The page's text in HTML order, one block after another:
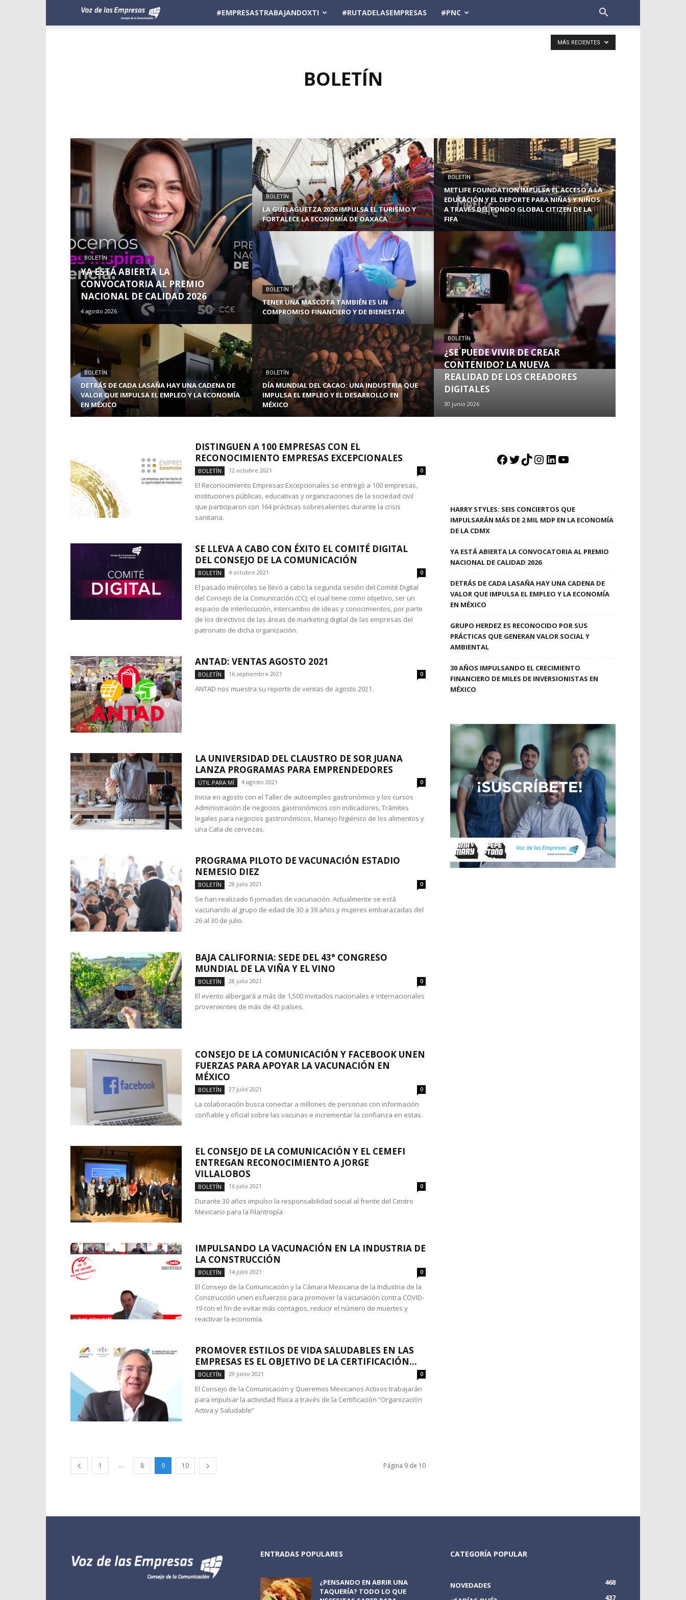
#EMPRESASTRABAJANDOXTI #RUTADELASEMPRESAS #PNC
BOLETÍN
MÁS RECIENTES
BOLETÍN
YA ESTÁ ABIERTA LA
CONVOCATORIA AL PREMIO
NACIONAL DE CALIDAD 2026
4 agosto 2026
BOLETÍN
DETRÁS DE CADA LASAÑA HAY UNA CADENA DE
VALOR QUE IMPULSA EL EMPLEO Y LA ECONOMÍA
EN MÉXICO
BOLETÍN
LA GUELAGUETZA 2026 IMPULSA EL TURISMO Y
FORTALECE LA ECONOMÍA DE OAXACA
BOLETÍN
TENER UNA MASCOTA TAMBIÉN ES UN
COMPROMISO FINANCIERO Y DE BIENESTAR
BOLETÍN
DÍA MUNDIAL DEL CACAO: UNA INDUSTRIA QUE
IMPULSA EL EMPLEO Y EL DESARROLLO EN
MÉXICO
BOLETÍN
METLIFE FOUNDATION IMPULSA EL ACCESO A LA
EDUCACIÓN Y EL DEPORTE PARA NIÑAS Y NIÑOS
A TRAVÉS DEL FONDO GLOBAL CITIZEN DE LA
FIFA
BOLETÍN
¿SE PUEDE VIVIR DE CREAR
CONTENIDO? LA NUEVA
REALIDAD DE LOS CREADORES
DIGITALES
30 junio 2026
DISTINGUEN A 100 EMPRESAS CON EL
RECONOCIMIENTO EMPRESAS EXCEPCIONALES
BOLETÍN 12 octubre 2021 0
El Reconocimiento Empresas Excepcionales se entregó a 100 empresas,
instituciones públicas, educativas y organizaciones de la sociedad civil
que participaron con 164 prácticas sobresalientes durante la crisis
sanitaria.
SE LLEVA A CABO CON ÉXITO EL COMITÉ DIGITAL
DEL CONSEJO DE LA COMUNICACIÓN
BOLETÍN 4 octubre 2021 0
El pasado miércoles se llevó a cabo la segunda sesión del Comité Digital
del Consejo de la Comunicación (CC); el cual tiene como objetivo, ser un
espacio de interlocución, intercambio de ideas y conocimientos, por parte
de los directivos de las áreas de marketing digital de las empresas del
patronato de dicha organización.
ANTAD: VENTAS AGOSTO 2021
BOLETÍN 16 septiembre 2021 0
ANTAD nos muestra su reporte de ventas de agosto 2021.
LA UNIVERSIDAD DEL CLAUSTRO DE SOR JUANA
LANZA PROGRAMAS PARA EMPRENDEDORES
ÚTIL PARA MÍ 4 agosto 2021 0
Inicia en agosto con el Taller de autoempleo gastronómico y los cursos
Administración de negocios gastronómicos con indicadores, Trámites
legales para negocios gastronómicos, Manejo higiénico de los alimentos y
una Cata de cervezas.
PROGRAMA PILOTO DE VACUNACIÓN ESTADIO
NEMESIO DIEZ
BOLETÍN 28 julio 2021 0
Se han realizado 6 jornadas de vacunación. Actualmente se está
vacunando al grupo de edad de 30 a 39 años y mujeres embarazadas del
26 al 30 de julio.
BAJA CALIFORNIA: SEDE DEL 43° CONGRESO
MUNDIAL DE LA VIÑA Y EL VINO
BOLETÍN 28 julio 2021 0
El evento albergará a más de 1,500 invitados nacionales e internacionales
provenientes de más de 43 países.
CONSEJO DE LA COMUNICACIÓN Y FACEBOOK UNEN
FUERZAS PARA APOYAR LA VACUNACIÓN EN
MÉXICO
BOLETÍN 27 julio 2021 0
La colaboración busca conectar a millones de personas con información
confiable y oficial sobre las vacunas e incrementar la confianza en estas.
EL CONSEJO DE LA COMUNICACIÓN Y EL CEMEFI
ENTREGAN RECONOCIMIENTO A JORGE
VILLALOBOS
BOLETÍN 16 julio 2021 0
Durante 30 años impulso la responsabilidad social al frente del Centro
Mexicano para la Filantropía
IMPULSANDO LA VACUNACIÓN EN LA INDUSTRIA DE
LA CONSTRUCCIÓN
BOLETÍN 14 julio 2021 0
El Consejo de la Comunicación y la Cámara Mexicana de la Industria de la
Construcción unen esfuerzos para promover la vacunación contra COVID-
19 con el fin de evitar más contagios, reducir el número de muertes y
reactivar la economía.
PROMOVER ESTILOS DE VIDA SALUDABLES EN LAS
EMPRESAS ES EL OBJETIVO DE LA CERTIFICACIÓN...
BOLETÍN 29 junio 2021 0
El Consejo de la Comunicación y Queremos Mexicanos Activos trabajarán
para impulsar la actividad física a través de la Certificación “Organización
Activa y Saludable”
1 ... 8 9 10 Página 9 de 10
Facebook
Twitter
TikTok
Instagram
LinkedIn
YouTube
HARRY STYLES: SEIS CONCIERTOS QUE
IMPULSARÁN MÁS DE 2 MIL MDP EN LA ECONOMÍA
DE LA CDMX
YA ESTÁ ABIERTA LA CONVOCATORIA AL PREMIO
NACIONAL DE CALIDAD 2026
DETRÁS DE CADA LASAÑA HAY UNA CADENA DE
VALOR QUE IMPULSA EL EMPLEO Y LA ECONOMÍA
EN MÉXICO
GRUPO HERDEZ ES RECONOCIDO POR SUS
PRÁCTICAS QUE GENERAN VALOR SOCIAL Y
AMBIENTAL
30 AÑOS IMPULSANDO EL CRECIMIENTO
FINANCIERO DE MILES DE INVERSIONISTAS EN
MÉXICO
ENTRADAS POPULARES
¿PENSANDO EN ABRIR UNA
TAQUERÍA? TODO LO QUE
CATEGORÍA POPULAR
NOVEDADES
468
437